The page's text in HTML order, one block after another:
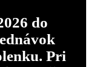
do
Pri
do
Pri